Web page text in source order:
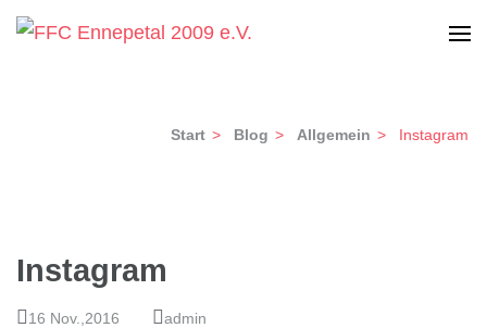
Zum
Start > Blog > Allgemein > Instagram
Instagram
16 Nov.,2016 admin